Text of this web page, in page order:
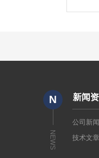
N
NEWS
新闻
公司新
技术文